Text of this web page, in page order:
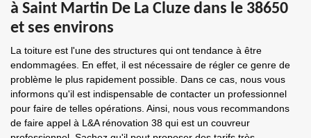
à Saint Martin De La Cluze dans le 38650
et ses environs
La toiture est l'une des structures qui ont tendance à être
endommagées. En effet, il est nécessaire de régler ce genre de
problème le plus rapidement possible. Dans ce cas, nous vous
informons qu'il est indispensable de contacter un professionnel
pour faire de telles opérations. Ainsi, nous vous recommandons
de faire appel à L&A rénovation 38 qui est un couvreur